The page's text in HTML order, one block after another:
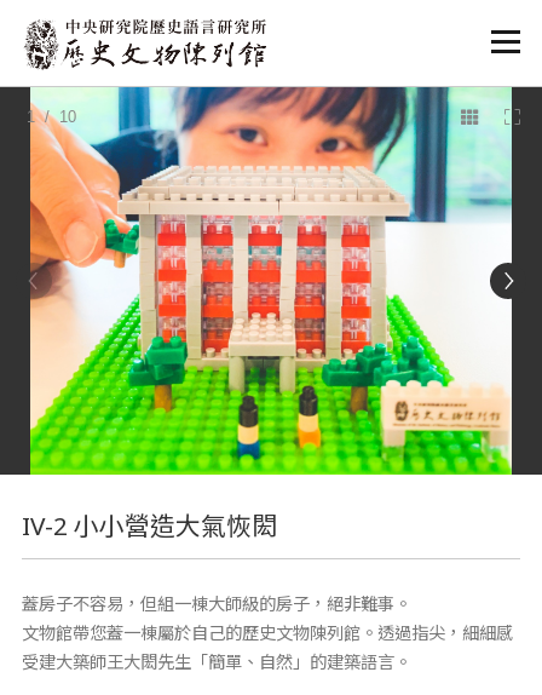
:::
1/ 10
IV-2 小小營造大氣恢閎
蓋房子不容易，但組一棟大師級的房子，絕非難事。
文物館帶您蓋一棟屬於自己的歷史文物陳列館。透過指尖，細細感
受建大築師王大閎先生「簡單、自然」的建築語言。